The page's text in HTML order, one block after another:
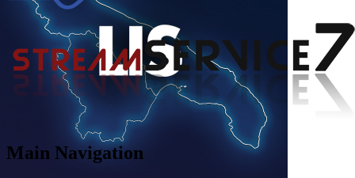
Main Navigation